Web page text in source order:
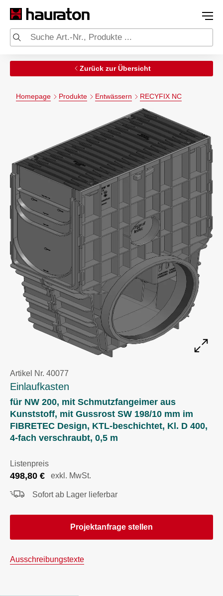
Zurück zur Übersicht
Homepage Produkte Entwässern RECYFIX NC
Artikel Nr. 40077
Einlaufkasten
für NW 200, mit Schmutzfangeimer aus
Kunststoff, mit Gussrost SW 198/10 mm im
FIBRETEC Design, KTL-beschichtet, Kl. D 400,
4-fach verschraubt, 0,5 m
Listenpreis
498,80 € exkl. MwSt.
Sofort ab Lager lieferbar
Projektanfrage stellen
Ausschreibungstexte